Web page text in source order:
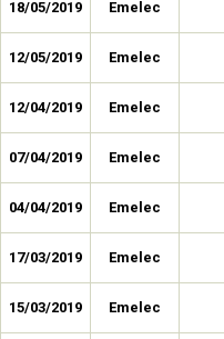
18/05/2019 Emelec
12/05/2019 Emelec
12/04/2019 Emelec
07/04/2019 Emelec
04/04/2019 Emelec
17/03/2019 Emelec
15/03/2019 Emelec